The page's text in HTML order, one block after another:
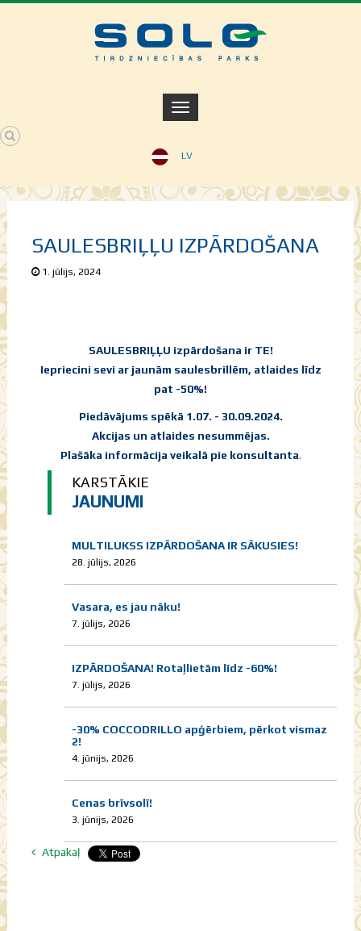
LV
SAULESBRIĻĻU IZPĀRDOŠANA
1. jūlijs, 2024
SAULESBRIĻĻU izpārdošana ir TE!
Iepriecini sevi ar jaunām saulesbrillēm, atlaides līdz
pat -50%!
Piedāvājums spēkā 1.07. - 30.09.2024.
Akcijas un atlaides nesummējas.
Plašāka informācija veikalā pie konsultanta.
KARSTĀKIE
JAUNUMI
MULTILUKSS IZPĀRDOŠANA IR SĀKUSIES!
28. jūlijs, 2026
Vasara, es jau nāku!
7. jūlijs, 2026
IZPĀRDOŠANA! Rotaļlietām līdz -60%!
7. jūlijs, 2026
-30% COCCODRILLO apģērbiem, pērkot vismaz
2!
4. jūnijs, 2026
Cenas brīvsolī!
3. jūnijs, 2026
Atpakaļ